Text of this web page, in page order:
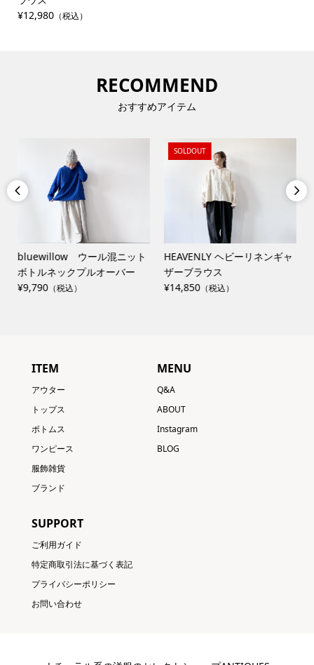
¥12,980（税込）
RECOMMEND
おすすめアイテム

bluewillow ウール混ニット
ボトルネックプルオーバー
¥9,790（税込）
SOLDOUT
HEAVENLY ヘビーリネンギャ
ザーブラウス
¥14,850（税込）

ITEM
アウター
トップス
ボトムス
ワンピース
服飾雑貨
ブランド
MENU
Q&A
ABOUT
Instagram
BLOG
SUPPORT
ご利用ガイド
特定商取引法に基づく表記
プライバシーポリシー
お問い合わせ